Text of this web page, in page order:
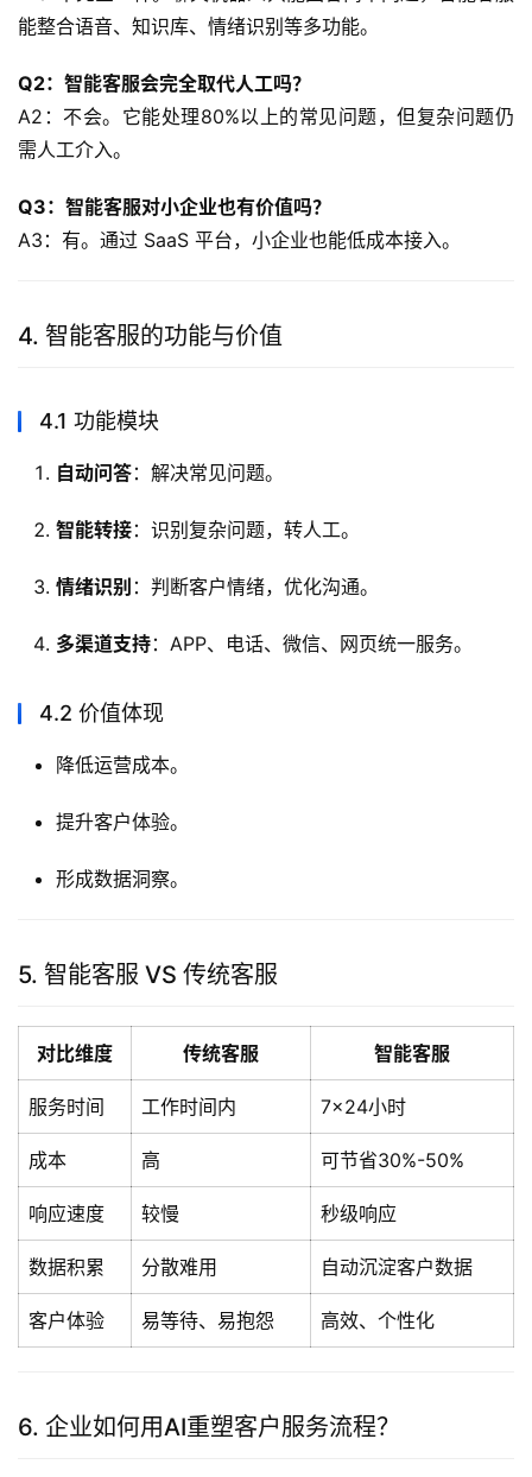
能整合语音、知识库、情绪识别等多功能。
Q2：智能客服会完全取代人工吗？
A2：不会。它能处理80%以上的常见问题，但复杂问题仍
需人工介入。
Q3：智能客服对小企业也有价值吗？
A3：有。通过 SaaS 平台，小企业也能低成本接入。
4. 智能客服的功能与价值
4.1 功能模块
自动问答：解决常见问题。
智能转接：识别复杂问题，转人工。
情绪识别 ：判断客户情绪，优化沟通。
多渠道支持：APP、电话、微信、网页统一服务。
4.2 价值体现
降低运营成本。
提升客户体验。
形成数据洞察。
5. 智能客服 VS 传统客服
对比维度 传统客服 智能客服
服务时间 工作时间内 7×24小时
成本 高 可节省30%-50%
响应速度 较慢 秒级响应
数据积累 分散难用 自动沉淀客户数据
客户体验 易等待、易抱怨 高效、个性化
6. 企业如何用AI重塑客户服务流程？